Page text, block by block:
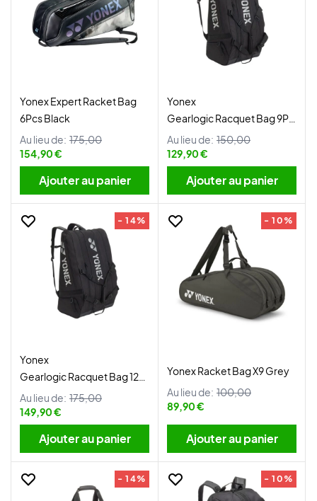
Yonex Expert Racket Bag
6Pcs Black
Au lieu de: 175,00
154,90 €
Ajouter au panier
Yonex
Gearlogic Racquet Bag 9Pcs
Black
Au lieu de: 150,00
129,90 €
Ajouter au panier
- 14%
Yonex
Gearlogic Racquet Bag 12Pcs
Black
Au lieu de: 175,00
149,90 €
Ajouter au panier
- 10%
Yonex Racket Bag X9 Grey
Au lieu de: 100,00
89,90 €
Ajouter au panier
- 14% - 10%